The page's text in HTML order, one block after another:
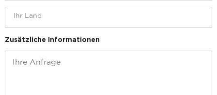
Zusätzliche Informationen